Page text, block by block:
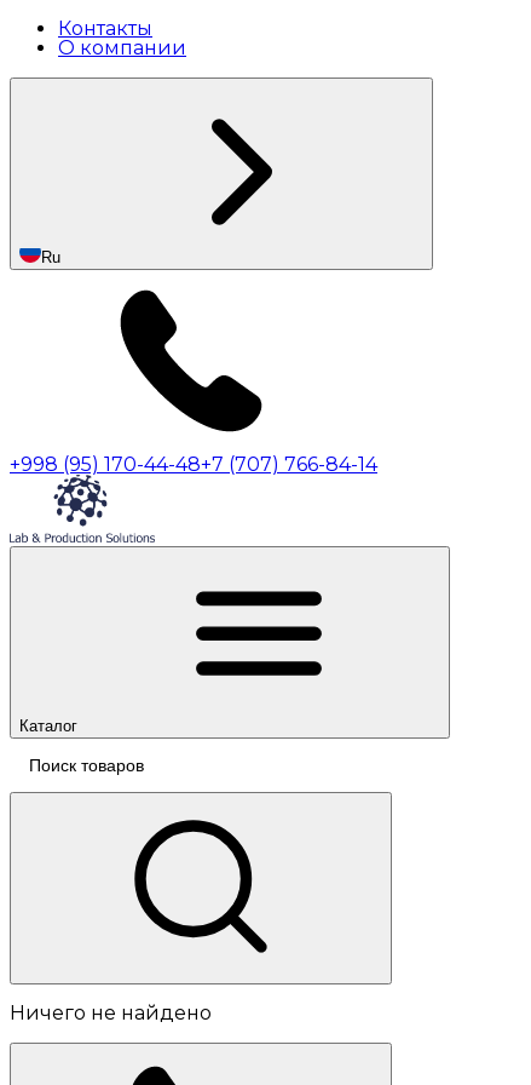
Контакты
О компании
Ru
+998 (95) 170-44-48+7 (707) 766-84-14
Каталог
Ничего не найдено